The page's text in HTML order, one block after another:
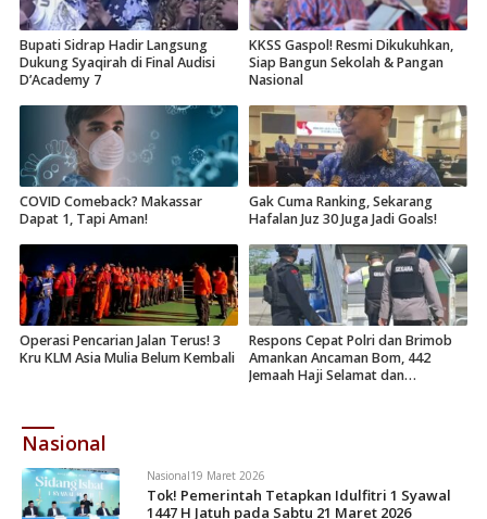
Bupati Sidrap Hadir Langsung
Dukung Syaqirah di Final Audisi
D’Academy 7
KKSS Gaspol! Resmi Dikukuhkan,
Siap Bangun Sekolah & Pangan
Nasional
COVID Comeback? Makassar
Dapat 1, Tapi Aman!
Gak Cuma Ranking, Sekarang
Hafalan Juz 30 Juga Jadi Goals!
Operasi Pencarian Jalan Terus! 3
Kru KLM Asia Mulia Belum Kembali
Respons Cepat Polri dan Brimob
Amankan Ancaman Bom, 442
Jemaah Haji Selamat dan
Nasional
Nasional19 Maret 2026
Tok! Pemerintah Tetapkan Idulfitri 1 Syawal
1447 H Jatuh pada Sabtu 21 Maret 2026